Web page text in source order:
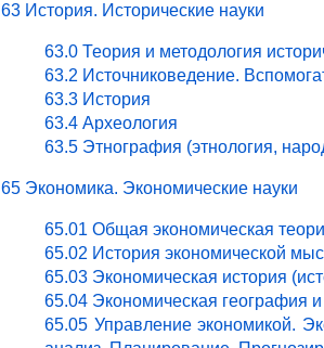
63 История. Исторические науки
63.0 Теория и методология
63.2 Источниковедение.
63.3 История
63.4 Археология
63.5 Этнография (этнология,
65 Экономика. Экономические науки
65.01 Общая экономическая
65.02 История экономической
65.03 Экономическая история
65.04 Экономическая география
65.05 Управление экономикой.